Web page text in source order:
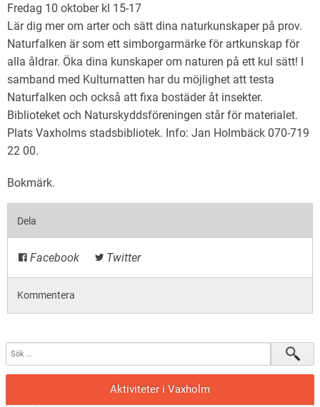
Fredag 10 oktober kl 15-17
Lär dig mer om arter och sätt dina naturkunskaper på prov.
Naturfalken är som ett simborgarmärke för artkunskap för
alla åldrar. Öka dina kunskaper om naturen på ett kul sätt! I
samband med Kulturnatten har du möjlighet att testa
Naturfalken och också att fixa bostäder åt insekter.
Biblioteket och Naturskyddsföreningen står för materialet.
Plats Vaxholms stadsbibliotek. Info: Jan Holmbäck 070-719
22 00.
Bokmärk.
Dela
Facebook Twitter
Kommentera
Aktiviteter i Vaxholm